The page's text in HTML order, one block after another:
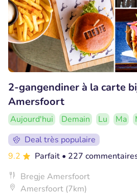
2-gangendiner à la carte
Amersfoort
Aujourd'hui Demain Lu Ma
Deal très populaire
9.2
Parfait • 227
Bregje Amersfoort
Amersfoort (7km)